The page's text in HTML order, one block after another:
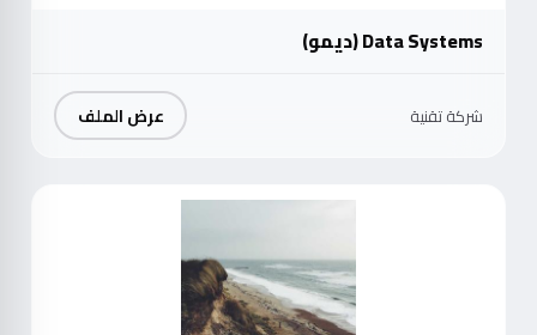
Data Systems (ديمو)
شركة تقنية عرض الملف